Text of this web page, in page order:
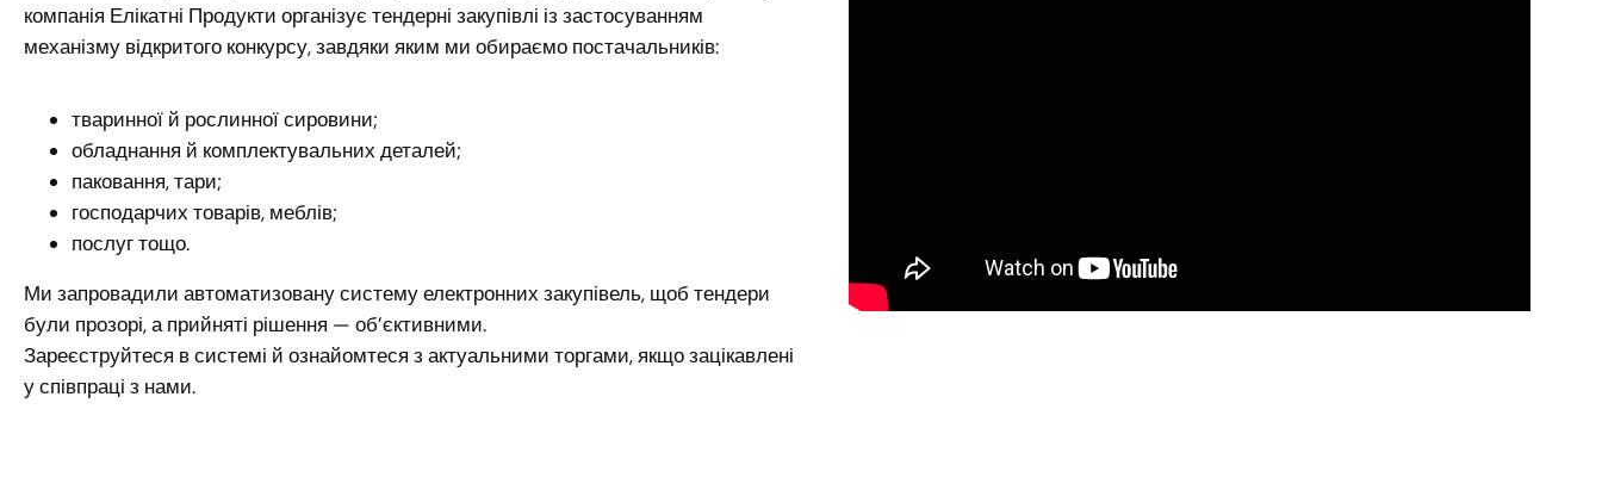
компанія Елікатні Продукти організує тендерні закупівлі із застосуванням
механізму відкритого конкурсу, завдяки яким ми обираємо постачальників:
тваринної й рослинної сировини;
обладнання й комплектувальних деталей;
паковання, тари;
господарчих товарів, меблів;
послуг тощо.
Ми запровадили автоматизовану систему електронних закупівель, щоб тендери
були прозорі, а прийняті рішення — об’єктивними.
Зареєструйтеся в системі й ознайомтеся з актуальними торгами, якщо зацікавлені
у співпраці з нами.